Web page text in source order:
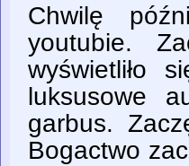
Chwilę
youtubie.
wyświetliło
luksusowe
garbus.
Bogactwo